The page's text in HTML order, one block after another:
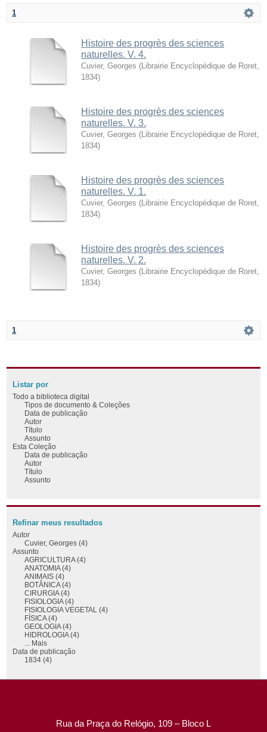
1
Histoire des progrès des sciences
naturelles. V. 4.
Cuvier, Georges ( Librairie Encyclopédique de Roret
1834)
Histoire des progrès des sciences
naturelles. V. 3.
Cuvier, Georges ( Librairie Encyclopédique de Roret
1834)
Histoire des progrès des sciences
naturelles. V. 1.
Cuvier, Georges ( Librairie Encyclopédique de Roret
1834)
Histoire des progrès des sciences
naturelles. V. 2.
Cuvier, Georges ( Librairie Encyclopédique de Roret
1834)
1
Listar por
Todo a biblioteca digital
Tipos de documento & Coleções
Data de publicação
Autor
Título
Assunto
Esta Coleção
Data de publicação
Autor
Título
Assunto
Refinar meus resultados
Autor
Cuvier, Georges (4)
Assunto
AGRICULTURA (4)
ANATOMIA (4)
ANIMAIS (4)
BOTÂNICA (4)
CIRURGIA (4)
FISIOLOGIA (4)
FISIOLOGIA VEGETAL (4)
FÍSICA (4)
GEOLOGIA (4)
HIDROLOGIA (4)
... Mais
Data de publicação
1834 (4)
Rua da Praça do Relógio, 109 – Bloco L